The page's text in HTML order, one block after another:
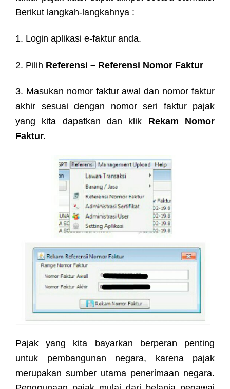
Berikut langkah-langkahnya :
1. Login aplikasi e-faktur anda.
2. Pilih Referensi – Referensi Nomor Faktur
3. Masukan nomor faktur awal dan nomor faktur
akhir sesuai dengan nomor seri faktur pajak
yang kita dapatkan dan klik Rekam Nomor
Faktur.
Pajak yang kita bayarkan berperan penting
untuk pembangunan negara, karena pajak
merupakan sumber utama penerimaan negara.